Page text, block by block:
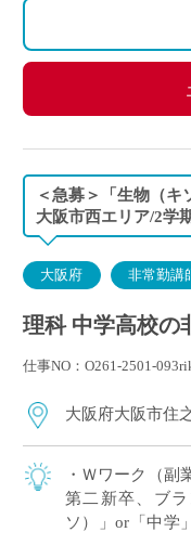
＜急募＞「生物（キ
大阪市西エリア/2学
大阪府 非常勤講
理科 中学高校の
仕事NO：O261-2501-
大阪府大阪市住
・Ｗワーク（副
第二新卒、ブ
ソ）」or「中学